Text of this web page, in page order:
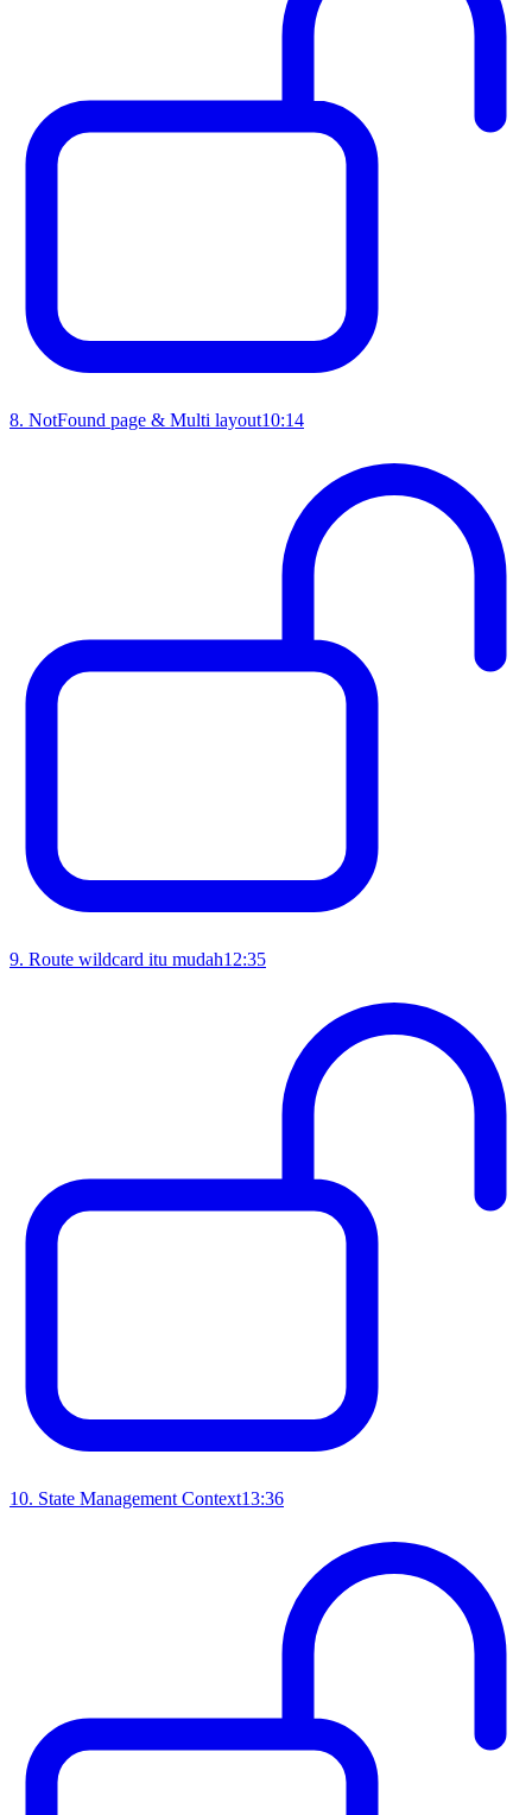
8. NotFound page & Multi layout10:14
9. Route wildcard itu mudah12:35
10. State Management Context13:36